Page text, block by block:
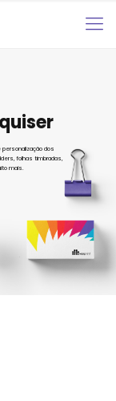
dos
folhas timbradas,
mais.